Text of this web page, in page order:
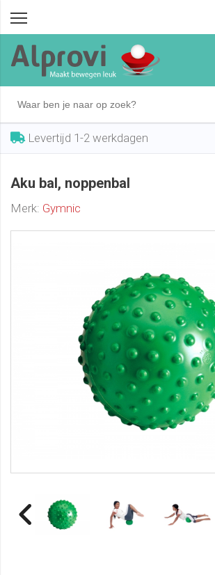
Levertijd 1-2 werkdagen
Aku bal, noppenbal
Merk: Gymnic
€ 14,50